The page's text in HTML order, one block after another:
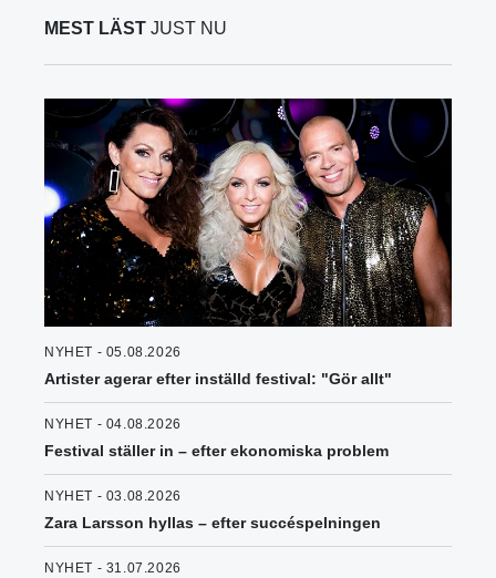
MEST LÄST JUST NU
NYHET - 05.08.2026
Artister agerar efter inställd festival: "Gör allt"
NYHET - 04.08.2026
Festival ställer in – efter ekonomiska problem
NYHET - 03.08.2026
Zara Larsson hyllas – efter succéspelningen
NYHET - 31.07.2026